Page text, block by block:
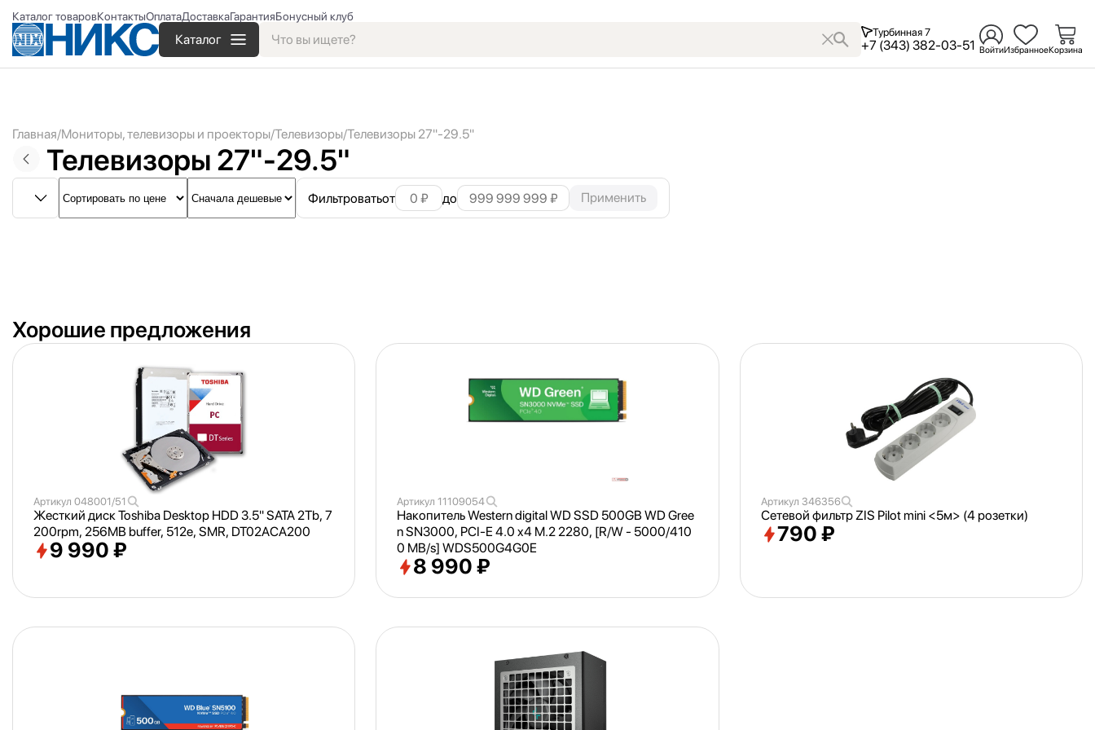
Каталог товаровКонтактыОплатаДоставкаГарантияБонусный клуб
Каталог Турбинная 7
+7 (343) 382-03-51 ВойтиИзбранноеКорзина
Главная Мониторы, телевизоры и проекторы Телевизоры Телевизоры 27"-29.5"
Телевизоры 27"-29.5"
Фильтроватьот до Применить
Хорошие предложения
Артикул 048001/51
Жесткий диск Toshiba Desktop HDD 3.5" SATA 2Tb, 7
200rpm, 256MB buffer, 512e, SMR, DT02ACA200
9 990 ₽
Артикул11109054
Накопитель Western digital WD SSD 500GB WD Gree
n SN3000, PCI-E 4.0 x4 M.2 2280, [R/W - 5000/410
0 MB/s] WDS500G4G0E
8 990 ₽
Артикул 346356
Сетевой фильтр ZIS Pilot mini <5м> (4 розетки)
790 ₽